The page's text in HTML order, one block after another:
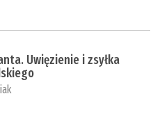
Uwięzienie i zsyłka